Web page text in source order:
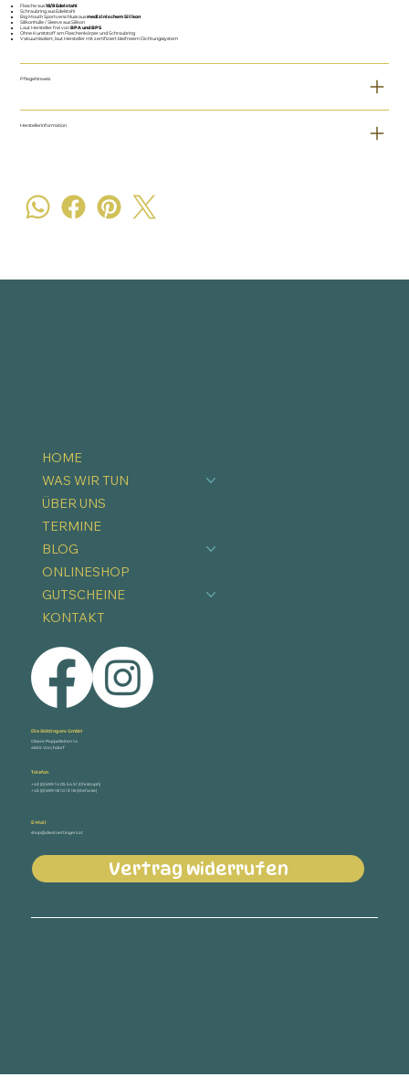
Flasche aus18/8 Edelstahl
Schraubring aus Edelstahl
Big Mouth Sportverschluss ausmedizinischem Silikon
Silikonhülle / Sleeve aus Silikon
Laut Hersteller frei vonBPA und BPS
Ohne Kunststoff am Flaschenkörper und Schraubring
Vakuumisoliert, laut Hersteller mit zertifiziert bleifreiem Dichtungssystem
Pflegehinweis
Herstellerinformation
HOME
WAS WIR TUN
ÜBER UNS
TERMINE
BLOG
ONLINESHOP
GUTSCHEINE
KONTAKT
Die Stöttingers GmbH
Obere Pappelleiten 14
4655 Vorchdorf
Telefon
+43 (0) 699 14 05 54 51 (Christoph)
+43 (0) 699 18 10 13 18 (Stefanie)
E-Mail
shop@diestoettingers.at
Vertrag widerrufen